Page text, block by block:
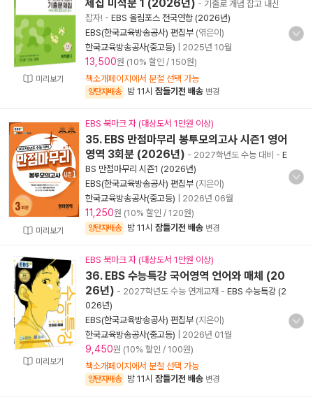
미리보기
제집 미적분 1 (2026년) - 기출로 개념 잡고 내신
잡자! - EBS 올림포스 전국연합 (2026년)
EBS(한국교육방송공사) 편집부 (엮은이)
한국교육방송공사(중고등)
2025년 10월
13,500원 (10% 할인 / 150원)
책소개페이지에서 분철 선택 가능
양탄자배송 밤 11시 잠들기전 배송 변경
미리보기
EBS 북마크 자 (대상도서 1만원 이상)
35. EBS 만점마무리 봉투모의고사 시즌1 영어
영역 3회분 (2026년) - 2027학년도 수능 대비 - E
BS 만점마무리 시즌1 (2026년)
EBS(한국교육방송공사) 편집부 (지은이)
한국교육방송공사(중고등)
2026년 06월
11,250원 (10% 할인 / 120원)
양탄자배송 밤 11시 잠들기전 배송 변경
미리보기
EBS 북마크 자 (대상도서 1만원 이상)
36. EBS 수능특강 국어영역 언어와 매체 (20
26년) - 2027학년도 수능 연계교재 - EBS 수능특강 (2
026년)
EBS(한국교육방송공사) 편집부 (지은이)
한국교육방송공사(중고등)
2026년 01월
9,450원 (10% 할인 / 100원)
책소개페이지에서 분철 선택 가능
양탄자배송 밤 11시 잠들기전 배송 변경